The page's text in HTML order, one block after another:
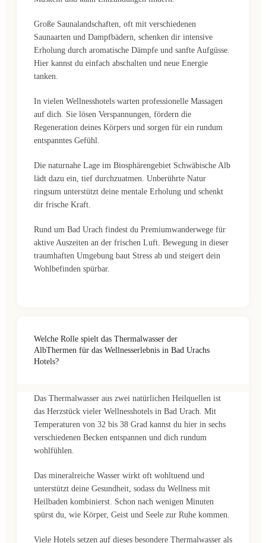
Große Saunalandschaften, oft mit verschiedenen
Saunaarten und Dampfbädern, schenken dir intensive
Erholung durch aromatische Dämpfe und sanfte Aufgüsse.
Hier kannst du einfach abschalten und neue Energie
tanken.
In vielen Wellnesshotels warten professionelle Massagen
auf dich. Sie lösen Verspannungen, fördern die
Regeneration deines Körpers und sorgen für ein rundum
entspanntes Gefühl.
Die naturnahe Lage im Biosphärengebiet Schwäbische Alb
lädt dazu ein, tief durchzuatmen. Unberührte Natur
ringsum unterstützt deine mentale Erholung und schenkt
dir frische Kraft.
Rund um Bad Urach findest du Premiumwanderwege für
aktive Auszeiten an der frischen Luft. Bewegung in dieser
traumhaften Umgebung baut Stress ab und steigert dein
Wohlbefinden spürbar.
Welche Rolle spielt das Thermalwasser der
AlbThermen für das Wellnesserlebnis in Bad Urachs
Hotels?
Das Thermalwasser aus zwei natürlichen Heilquellen ist
das Herzstück vieler Wellnesshotels in Bad Urach. Mit
Temperaturen von 32 bis 38 Grad kannst du hier in sechs
verschiedenen Becken entspannen und dich rundum
wohlfühlen.
Das mineralreiche Wasser wirkt oft wohltuend und
unterstützt deine Gesundheit, sodass du Wellness mit
Heilbaden kombinierst. Schon nach wenigen Minuten
spürst du, wie Körper, Geist und Seele zur Ruhe kommen.
Viele Hotels setzen auf dieses besondere Thermalwasser als